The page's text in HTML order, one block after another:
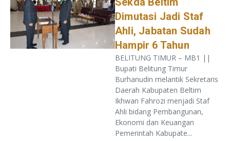
Dimutasi Jadi Staf
Ahli, Jabatan Sudah
Hampir 6 Tahun
BELITUNG TIMUR – MB1 ||
Bupati Belitung Timur
Burhanudin melantik Sekretaris
Daerah Kabupaten Beltim
Ikhwan Fahrozi menjadi Staf
Ahli bidang Pembangunan,
Ekonomi dan Keuangan
Pemerintah Kabupate...